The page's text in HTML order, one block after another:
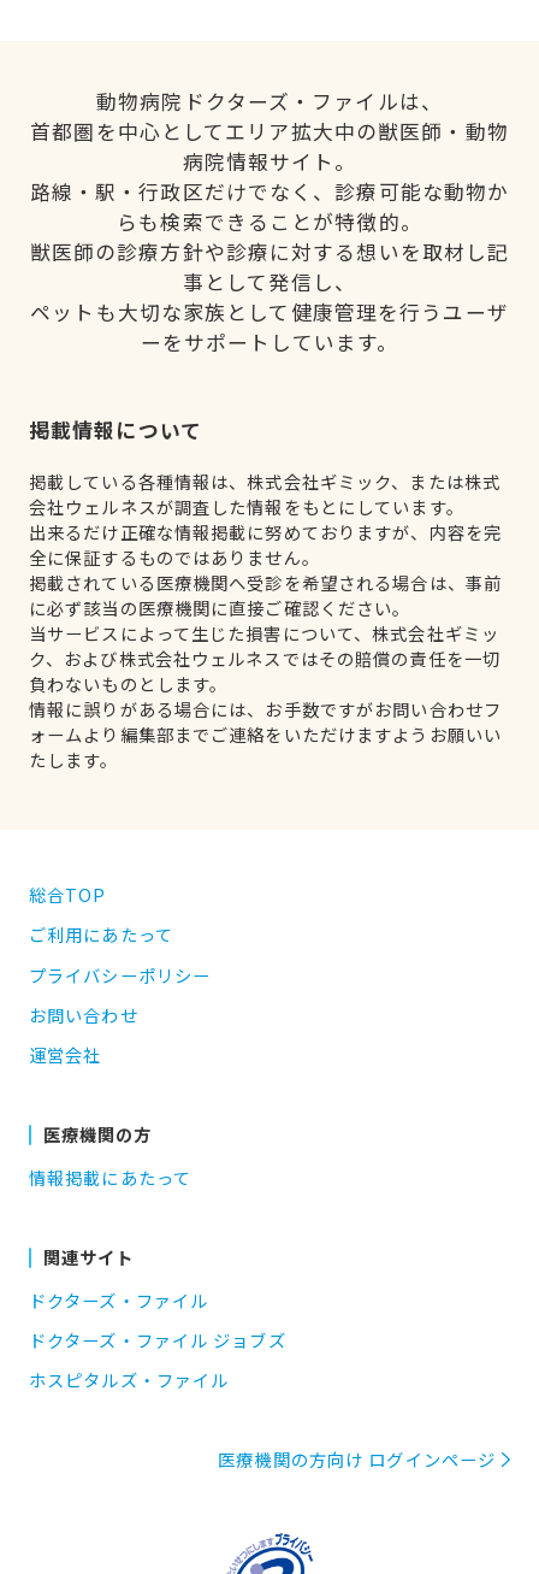
動物病院ドクターズ・ファイルは、
首都圏を中心としてエリア拡大中の獣医師・動物
病院情報サイト。
路線・駅・行政区だけでなく、診療可能な動物か
らも検索できることが特徴的。
獣医師の診療方針や診療に対する想いを取材し記
事として発信し、
ペットも大切な家族として健康管理を行うユーザ
ーをサポートしています。
掲載情報について
掲載している各種情報は、株式会社ギミック、または株式
会社ウェルネスが調査した情報をもとにしています。
出来るだけ正確な情報掲載に努めておりますが、内容を完
全に保証するものではありません。
掲載されている医療機関へ受診を希望される場合は、事前
に必ず該当の医療機関に直接ご確認ください。
当サービスによって生じた損害について、株式会社ギミッ
ク、および株式会社ウェルネスではその賠償の責任を一切
負わないものとします。
情報に誤りがある場合には、お手数ですがお問い合わせフ
ォームより編集部までご連絡をいただけますようお願いい
たします。
総合TOP
ご利用にあたって
プライバシーポリシー
お問い合わせ
運営会社
医療機関の方
情報掲載にあたって
関連サイト
ドクターズ・ファイル
ドクターズ・ファイル ジョブズ
ホスピタルズ・ファイル
医療機関の方向け ログインページ